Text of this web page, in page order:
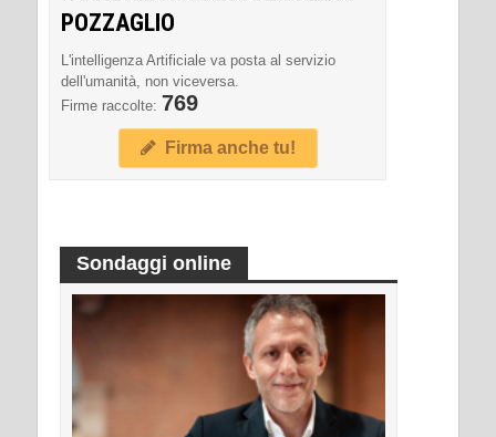
POZZAGLIO
L'intelligenza Artificiale va posta al servizio
dell'umanità, non viceversa.
Firme raccolte: 769
Firma anche tu!
Sondaggi online